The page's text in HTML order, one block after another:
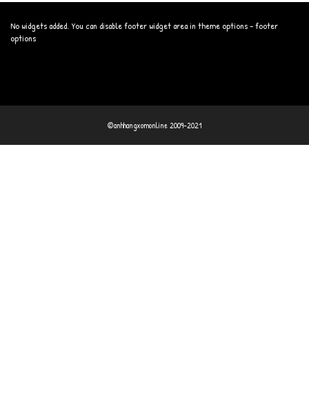
No widgets added. You can disable footer widget area in theme options - footer
options
©anhhangxomonline 2009-2021